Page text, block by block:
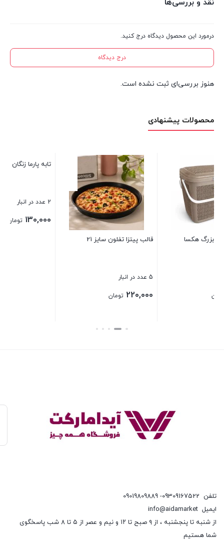
نقد و بررسی‌ها
درمورد این محصول دیدگاه درج کنید.
درج دیدگاه
هنوز بررسی‌ای ثبت نشده است.
محصولات پیشنهادی
تابه پارما زنگان متوسط
2 عدد در انبار
130,000 تومان
تلفن 09309167522- 09019809889
ایمیل info@aidamarket
از شنبه تا پنجشنبه ، از ۹ صبح تا ۱۲ و نیم و عصر از ۵ تا ۸ شب پاسخگوی
شما هستیم